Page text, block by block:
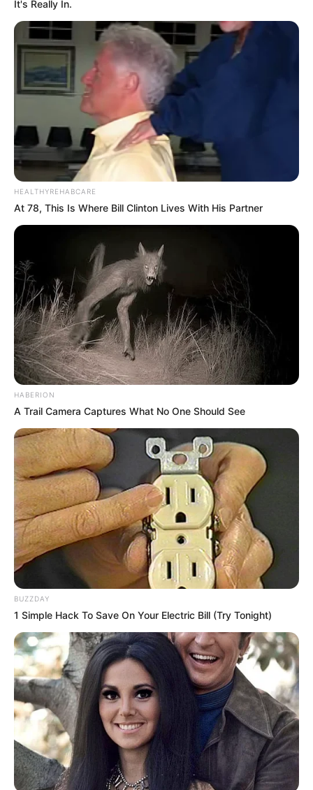
It's Really In.
HEALTHYREHABCARE
At 78, This Is Where Bill Clinton Lives With His Partner
HABERION
A Trail Camera Captures What No One Should See
BUZZDAY
1 Simple Hack To Save On Your Electric Bill (Try Tonight)